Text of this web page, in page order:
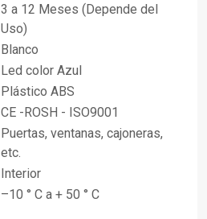
3 a 12 Meses (Depende del
Uso)
Blanco
Led color Azul
Plástico ABS
CE -ROSH - ISO9001
Puertas, ventanas, cajoneras,
etc.
Interior
–10 ° C a + 50 ° C